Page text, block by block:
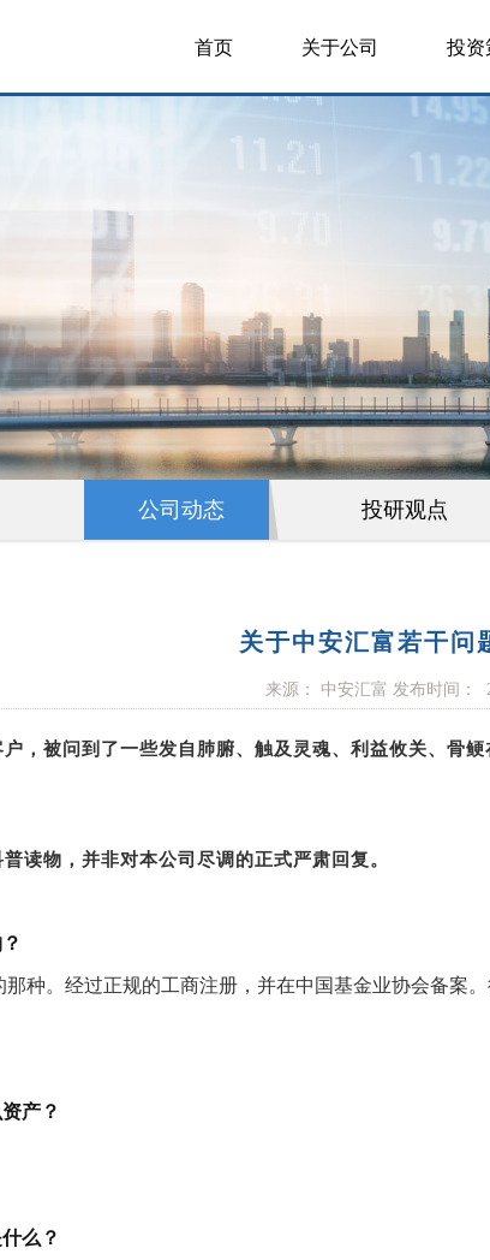
首页 关于公司 投资
公司动态 投研观点
关于中安汇富若干问
来源： 中安汇富 发布时间：
，被问到了一些发自肺腑、触及灵魂、利益攸关、骨
读物，并非对本公司尽调的正式严肃回复。
那种。经过正规的工商注册，并在中国基金业协会备案
产？
么？